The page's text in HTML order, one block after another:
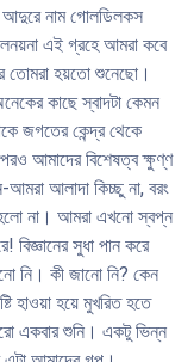
আদুরে নাম গোলডিলকস
এই গ্রহে আমরা কবে
তোমরা হয়তো শুনেছো।
কাছে স্বাদটা কেমন
জগতের কেন্দ্র থেকে
আমাদের বিশেষত্ব ক্ষুণ্ণ
আলাদা কিচ্ছু না, বরং
না। আমরা এখনো স্বপ্ন
বিজ্ঞানের সুধা পান করে
নি। কী জানো নি? কেন
হাওয়া হয়ে মুখরিত হতে
একবার শুনি। একটু ভিন্ন